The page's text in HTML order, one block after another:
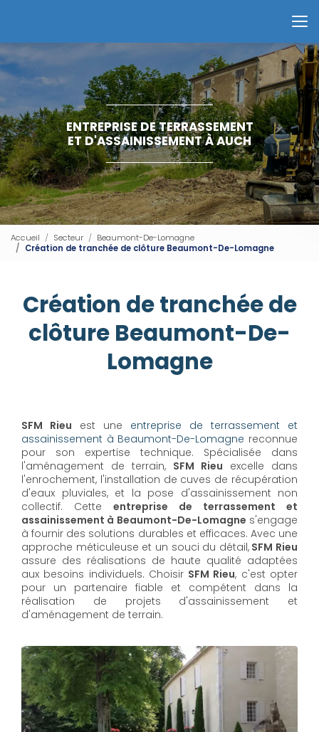
principal
ENTREPRISE DE TERRASSEMENT
ET D'ASSAINISSEMENT À AUCH
Accueil Secteur
Beaumont-De-Lomagne
Création de tranchée de clôture Beaumont-De-Lomagne
Création de tranchée de
clôture Beaumont-De-
Lomagne
SFM Rieu est une entreprise de terrassement et
assainissement à Beaumont-De-Lomagne reconnue
pour son expertise technique. Spécialisée dans
l'aménagement de terrain, SFM Rieu excelle dans
l'enrochement, l'installation de cuves de récupération
d'eaux pluviales, et la pose d'assainissement non
collectif. Cette entreprise de terrassement et
assainissement à Beaumont-De-Lomagne s'engage
à fournir des solutions durables et efficaces. Avec une
approche méticuleuse et un souci du détail,SFM Rieu
assure des réalisations de haute qualité adaptées
aux besoins individuels. Choisir SFM Rieu, c'est opter
pour un partenaire fiable et compétent dans la
réalisation de projets d'assainissement et
d'aménagement de terrain.